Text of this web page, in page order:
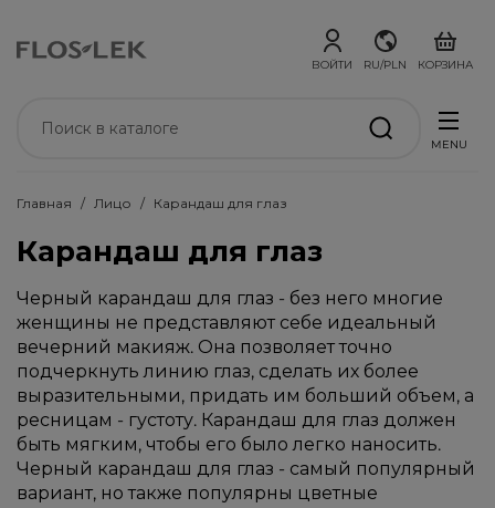
ВОЙТИ RU/PLN КОРЗИНА
MENU
Главная Лицо Карандаш для глаз
Карандаш для глаз
Черный карандаш для глаз - без него многие
женщины не представляют себе идеальный
вечерний макияж. Она позволяет точно
подчеркнуть линию глаз, сделать их более
выразительными, придать им больший объем, а
ресницам - густоту. Карандаш для глаз должен
быть мягким, чтобы его было легко наносить.
Черный карандаш для глаз - самый популярный
вариант, но также популярны цветные